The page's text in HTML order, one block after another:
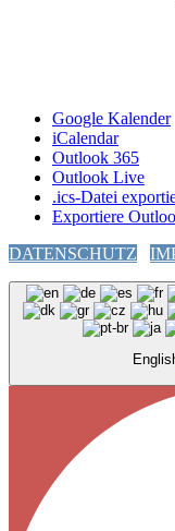
Google Kalender
iCalendar
Outlook 365
Outlook Live
.ics-Datei
Exportiere
DATENSCHUTZ